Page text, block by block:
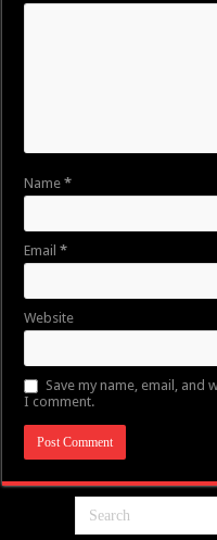
Name*
Email*
Website
Save my name, email,
I comment.